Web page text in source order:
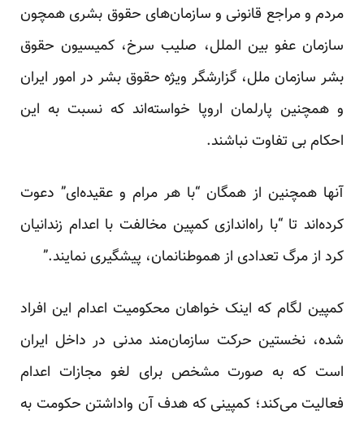
مردم و مراجع قانونی و سازمان‌های حقوق بشری همچون
سازمان عفو بین الملل، صلیب سرخ، کمیسیون حقوق
بشر سازمان ملل، گزارشگر ویژه حقوق بشر در امور ایران
و همچنین پارلمان اروپا خواسته‌اند که نسبت به این
احکام بی تفاوت نباشند.
آنها همچنین از همگان “با هر مرام و عقیده‌ای” دعوت
کرده‌اند تا “با راه‌اندازی کمپین مخالفت با اعدام زندانیان
کرد از مرگ تعدادی از هموطنانمان، پیشگیری نمایند.”
کمپین لگام که اینک خواهان محکومیت اعدام این افراد
شده، نخستین حرکت سازمان‌مند مدنی در داخل ایران
است که به صورت مشخص برای لغو مجازات اعدام
فعالیت می‌کند؛ کمپینی که هدف آن واداشتن حکومت به